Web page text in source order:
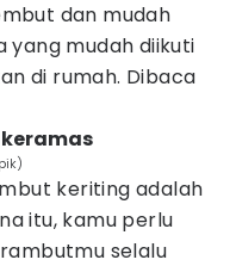
dan mudah
yang mudah diikuti
di rumah. Dibaca
keramas
keriting adalah
itu, kamu perlu
selalu